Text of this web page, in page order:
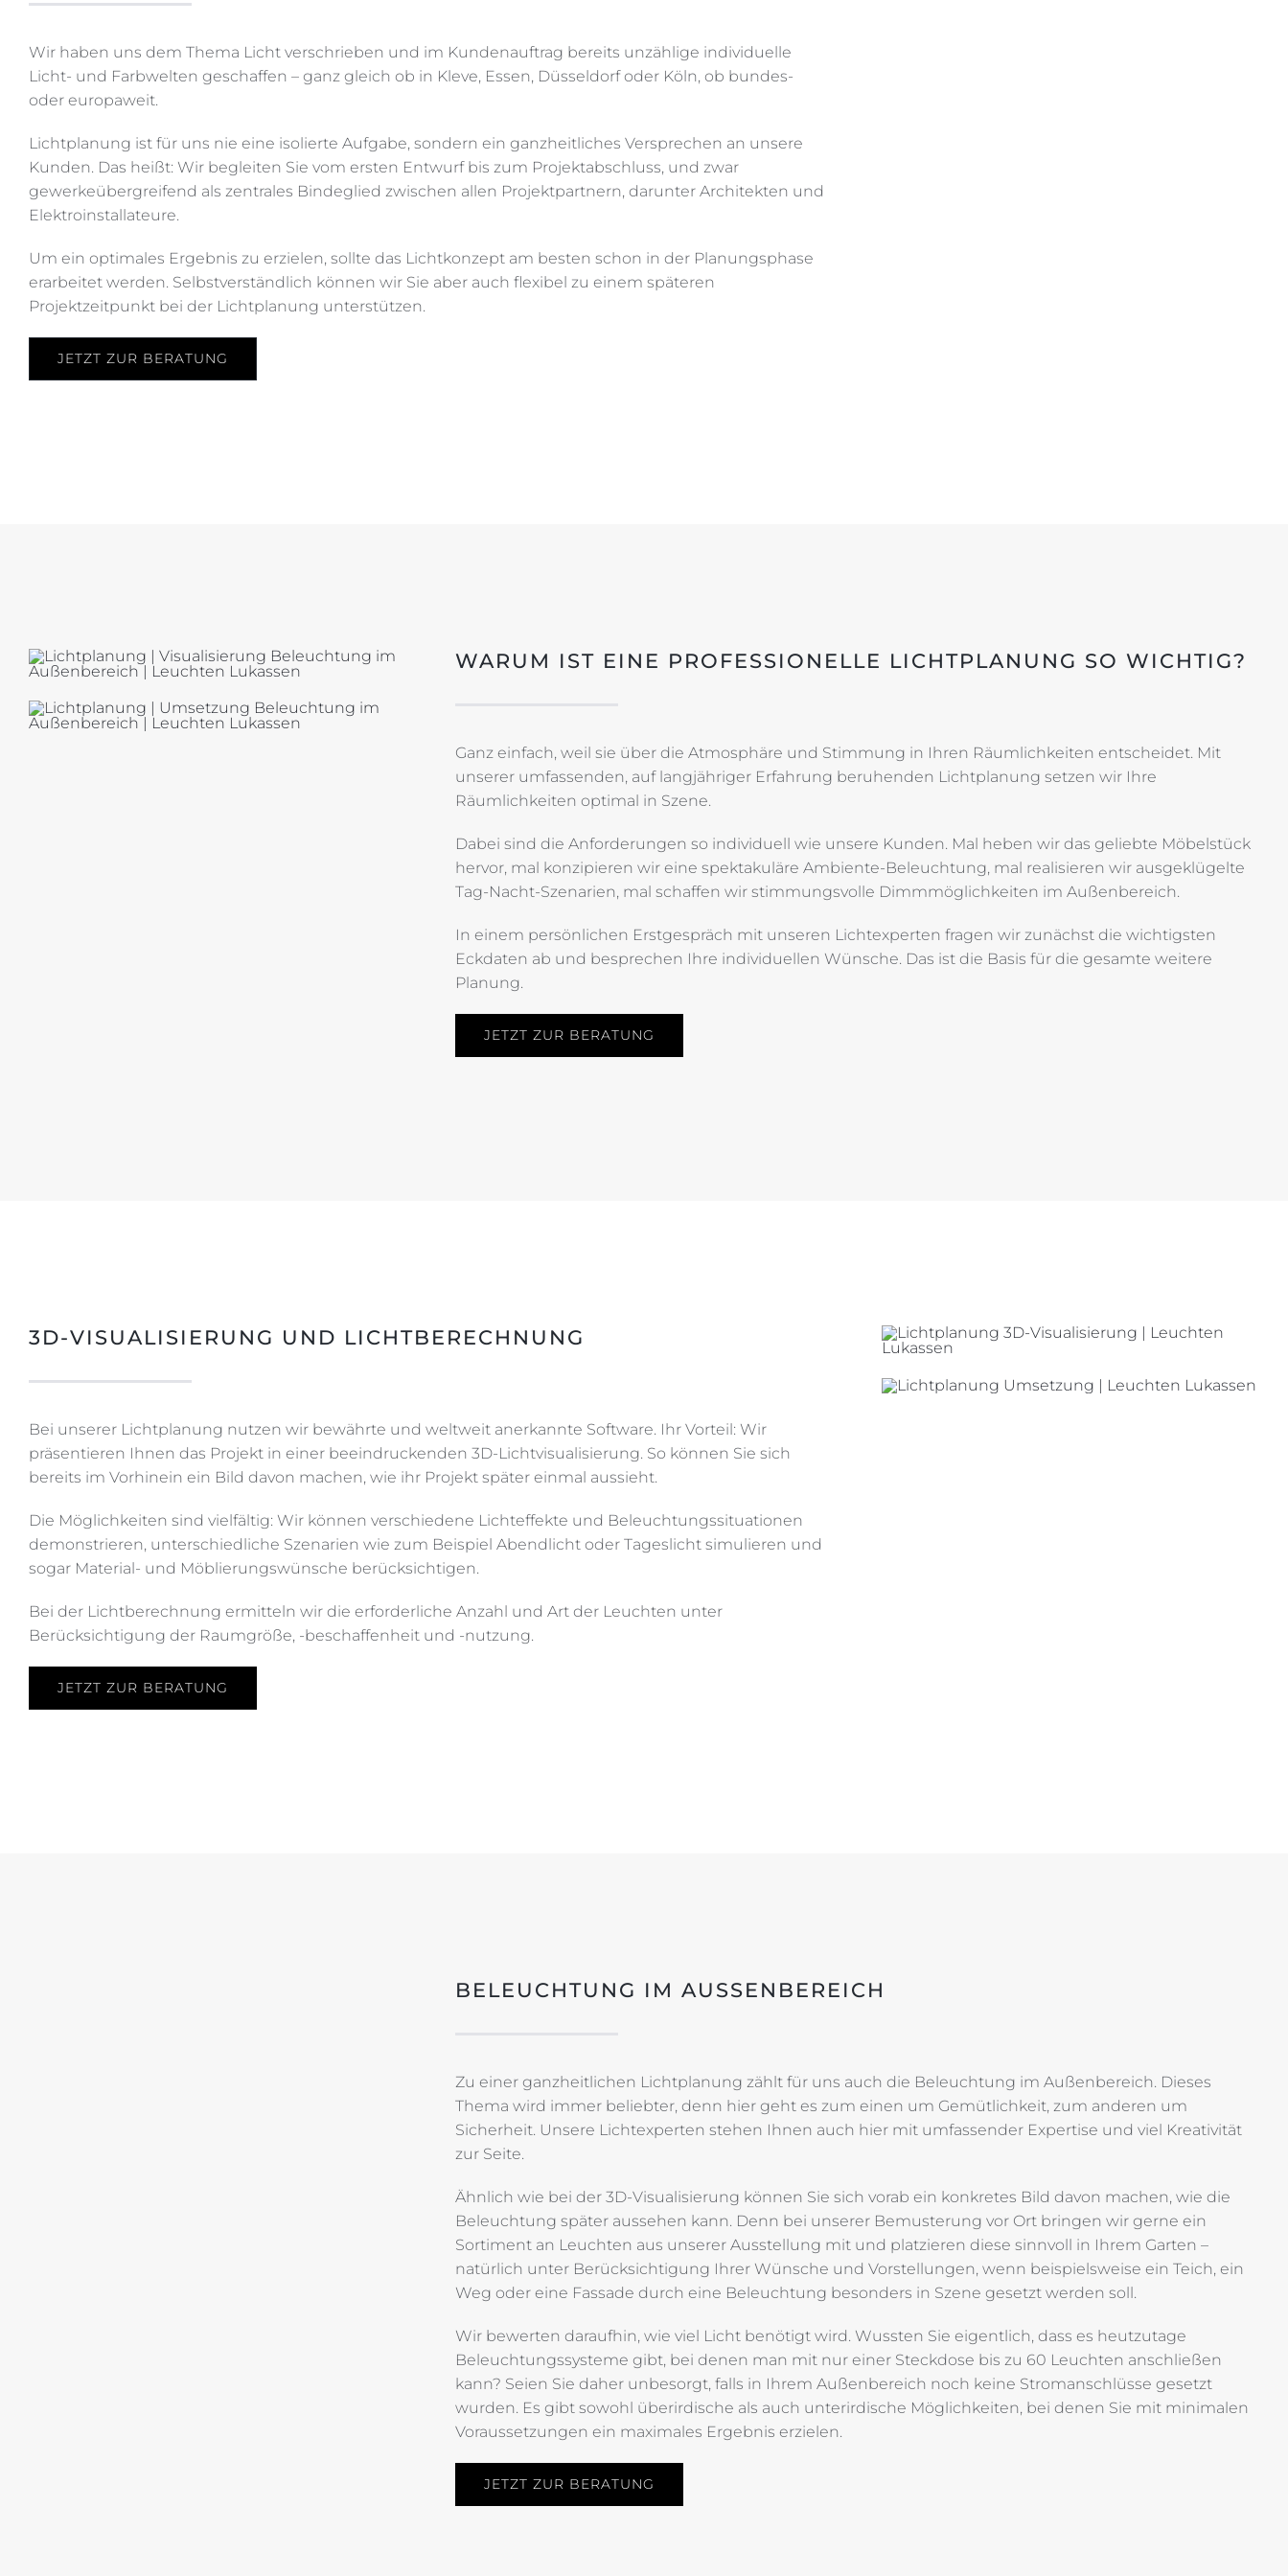
Wir haben uns dem Thema Licht verschrieben und im Kundenauftrag bereits unzählige individuelle
Licht- und Farbwelten geschaffen – ganz gleich ob in Kleve, Essen, Düsseldorf oder Köln, ob bundes-
oder europaweit.
Lichtplanung ist für uns nie eine isolierte Aufgabe, sondern ein ganzheitliches Versprechen an unsere
Kunden. Das heißt: Wir begleiten Sie vom ersten Entwurf bis zum Projektabschluss, und zwar
gewerkeübergreifend als zentrales Bindeglied zwischen allen Projektpartnern, darunter Architekten und
Elektroinstallateure.
Um ein optimales Ergebnis zu erzielen, sollte das Lichtkonzept am besten schon in der Planungsphase
erarbeitet werden. Selbstverständlich können wir Sie aber auch flexibel zu einem späteren
Projektzeitpunkt bei der Lichtplanung unterstützen.
JETZT ZUR BERATUNG
WARUM IST EINE PROFESSIONELLE LICHTPLANUNG SO WICHTIG?
Ganz einfach, weil sie über die Atmosphäre und Stimmung in Ihren Räumlichkeiten entscheidet. Mit
unserer umfassenden, auf langjähriger Erfahrung beruhenden Lichtplanung setzen wir Ihre
Räumlichkeiten optimal in Szene.
Dabei sind die Anforderungen so individuell wie unsere Kunden. Mal heben wir das geliebte Möbelstück
hervor, mal konzipieren wir eine spektakuläre Ambiente-Beleuchtung, mal realisieren wir ausgeklügelte
Tag-Nacht-Szenarien, mal schaffen wir stimmungsvolle Dimmmöglichkeiten im Außenbereich.
In einem persönlichen Erstgespräch mit unseren Lichtexperten fragen wir zunächst die wichtigsten
Eckdaten ab und besprechen Ihre individuellen Wünsche. Das ist die Basis für die gesamte weitere
Planung.
JETZT ZUR BERATUNG
3D-VISUALISIERUNG UND LICHTBERECHNUNG
Bei unserer Lichtplanung nutzen wir bewährte und weltweit anerkannte Software. Ihr Vorteil: Wir
präsentieren Ihnen das Projekt in einer beeindruckenden 3D-Lichtvisualisierung. So können Sie sich
bereits im Vorhinein ein Bild davon machen, wie ihr Projekt später einmal aussieht.
Die Möglichkeiten sind vielfältig: Wir können verschiedene Lichteffekte und Beleuchtungssituationen
demonstrieren, unterschiedliche Szenarien wie zum Beispiel Abendlicht oder Tageslicht simulieren und
sogar Material- und Möblierungswünsche berücksichtigen.
Bei der Lichtberechnung ermitteln wir die erforderliche Anzahl und Art der Leuchten unter
Berücksichtigung der Raumgröße, -beschaffenheit und -nutzung.
JETZT ZUR BERATUNG
BELEUCHTUNG IM AUSSENBEREICH
Zu einer ganzheitlichen Lichtplanung zählt für uns auch die Beleuchtung im Außenbereich. Dieses
Thema wird immer beliebter, denn hier geht es zum einen um Gemütlichkeit, zum anderen um
Sicherheit. Unsere Lichtexperten stehen Ihnen auch hier mit umfassender Expertise und viel Kreativität
zur Seite.
Ähnlich wie bei der 3D-Visualisierung können Sie sich vorab ein konkretes Bild davon machen, wie die
Beleuchtung später aussehen kann. Denn bei unserer Bemusterung vor Ort bringen wir gerne ein
Sortiment an Leuchten aus unserer Ausstellung mit und platzieren diese sinnvoll in Ihrem Garten –
natürlich unter Berücksichtigung Ihrer Wünsche und Vorstellungen, wenn beispielsweise ein Teich, ein
Weg oder eine Fassade durch eine Beleuchtung besonders in Szene gesetzt werden soll.
Wir bewerten daraufhin, wie viel Licht benötigt wird. Wussten Sie eigentlich, dass es heutzutage
Beleuchtungssysteme gibt, bei denen man mit nur einer Steckdose bis zu 60 Leuchten anschließen
kann? Seien Sie daher unbesorgt, falls in Ihrem Außenbereich noch keine Stromanschlüsse gesetzt
wurden. Es gibt sowohl überirdische als auch unterirdische Möglichkeiten, bei denen Sie mit minimalen
Voraussetzungen ein maximales Ergebnis erzielen.
JETZT ZUR BERATUNG